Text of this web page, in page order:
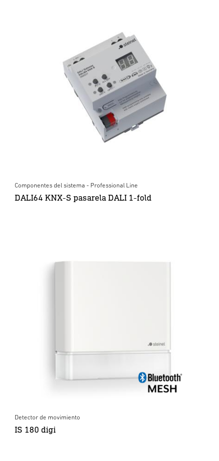
Componentes del sistema - Professional Line
DALI64 KNX-S pasarela DALI 1-fold
Detector de movimiento
IS 180 digi